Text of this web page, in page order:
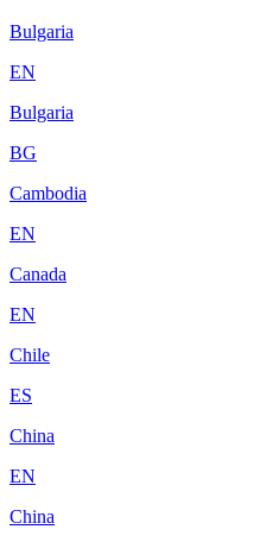
Bulgaria
EN
Bulgaria
BG
Cambodia
EN
Canada
EN
Chile
ES
China
EN
China